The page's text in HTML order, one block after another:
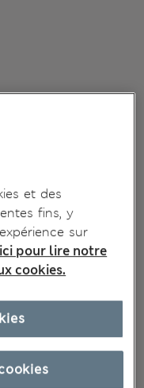
et des
fins, y
sur
pour lire notre
cookies.